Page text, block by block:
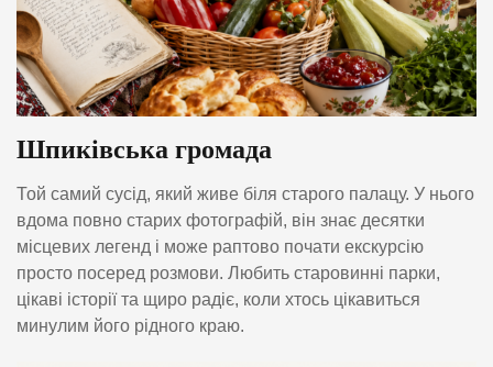
Шпиківська громада
Той самий сусід, який живе біля старого палацу. У нього
вдома повно старих фотографій, він знає десятки
місцевих легенд і може раптово почати екскурсію
просто посеред розмови. Любить старовинні парки,
цікаві історії та щиро радіє, коли хтось цікавиться
минулим його рідного краю.